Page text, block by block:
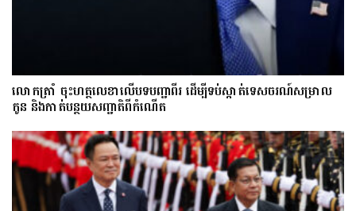
លោក​ត្រាំ ចុះហត្ថលេខាលើបទបញ្ជាពីរ ដើម្បីទប់ស្កាត់ទេស​ចរណ៍សម្រាល
កូន និងកាត់បន្ថយសញ្ជាតិពីកំណើត